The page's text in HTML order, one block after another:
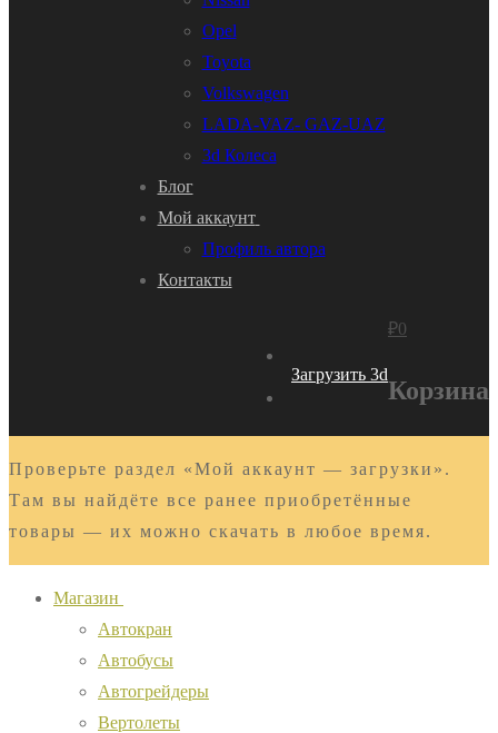
Opel
Toyota
Volkswagen
LADA-VAZ- GAZ-UAZ
3d Колеса
Блог
Мой аккаунт
Профиль автора
Контакты
Загрузить 3d
₽0
Корзина
Проверьте раздел «Мой аккаунт — загрузки».
Там вы найдёте все ранее приобретённые
товары — их можно скачать в любое время.
Магазин
Автокран
Автобусы
Автогрейдеры
Вертолеты